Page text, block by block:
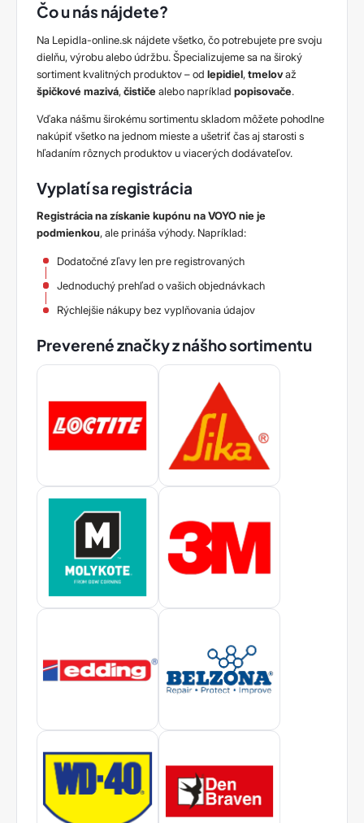
Čo u nás nájdete?
Na Lepidla-online.sk nájdete všetko, čo potrebujete pre svoju
dielňu, výrobu alebo údržbu. Špecializujeme sa na široký
sortiment kvalitných produktov – od lepidiel,tmelovaž
špičkové mazivá,čističe alebo napríklad popisovače.
Vďaka nášmu širokému sortimentu skladom môžete pohodlne
nakúpiť všetko na jednom mieste a ušetriť čas aj starosti s
hľadaním rôznych produktov u viacerých dodávateľov.
Vyplatí sa registrácia
Registrácia na získanie kupónu na VOYO nie je
podmienkou, ale prináša výhody. Napríklad:
Dodatočné zľavy len pre registrovaných
Jednoduchý prehľad o vašich objednávkach
Rýchlejšie nákupy bez vyplňovania údajov
Preverené značky z nášho sortimentu